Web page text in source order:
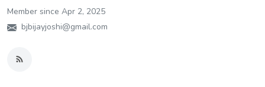
कहानी
Member since Apr 2, 2025
bjbijayjoshi@gmail.com